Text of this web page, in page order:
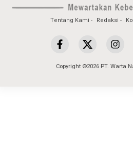
Tentang Kami Redaksi
Copyright ©2026 PT. Warta